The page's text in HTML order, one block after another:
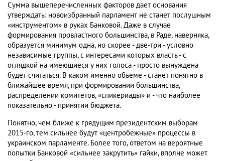
Сумма вышеперечисленных факторов дает основания
утверждать: новоизбранный парламент не станет послушным
«инструментом» в руках Банковой. Даже в случае
формирования провластного большинства, в Раде, наверняка,
образуется минимум одна, но скорее - две-три - условно
независимые группы, с интересами которых власть - с
оглядкой на имеющиеся у них голоса - просто вынуждена
будет считаться. В каком именно объеме - станет понятно в
ближайшее время, при формировании большинства,
распределении комитетов, «спикериады» и - что наиболее
показательно - принятии бюджета.
Понятно, чем ближе к грядущим президентским выборам
2015-го, тем сильнее будут «центробежные» процессы в
украинском парламенте. Более того, ответом на вероятные
попытки Банковой «сильнее закрутить» гайки, вполне может